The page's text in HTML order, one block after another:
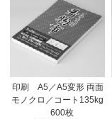
印刷 A5／A5変形 両面
モノクロ／コート135kg
600枚